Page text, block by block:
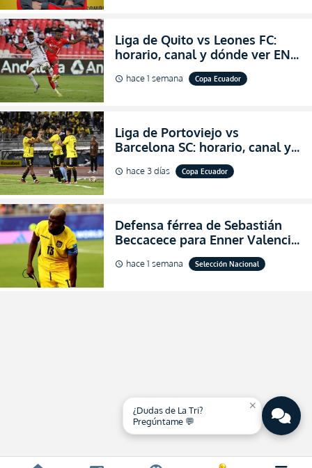
Liga de Quito vs Leones FC:
horario, canal y dónde ver EN
VIVO los octavos de final de la
Copa Ecuador 2026
schedule hace 1 semana Copa Ecuador
Liga de Portoviejo vs
Barcelona SC: horario, canal y
dónde ver EN VIVO los octavos
de final de la Copa Ecuador
schedule hace 3 días Copa Ecuador
Defensa férrea de Sebastián
Beccacece para Enner Valencia
al indicar que era el hombre
indicado para Ecuador
schedule hace 1 semana Selección Nacional
close
¿Dudas de La Tri?
Pregúntame 💬